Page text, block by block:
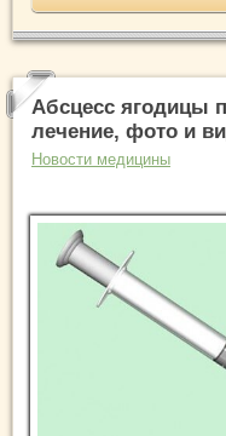
Абсцесс ягодицы
лечение, фото и
Новости медицины